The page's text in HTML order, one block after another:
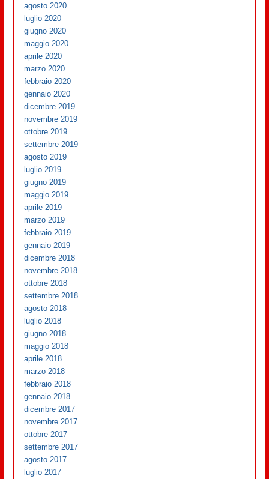
agosto 2020
luglio 2020
giugno 2020
maggio 2020
aprile 2020
marzo 2020
febbraio 2020
gennaio 2020
dicembre 2019
novembre 2019
ottobre 2019
settembre 2019
agosto 2019
luglio 2019
giugno 2019
maggio 2019
aprile 2019
marzo 2019
febbraio 2019
gennaio 2019
dicembre 2018
novembre 2018
ottobre 2018
settembre 2018
agosto 2018
luglio 2018
giugno 2018
maggio 2018
aprile 2018
marzo 2018
febbraio 2018
gennaio 2018
dicembre 2017
novembre 2017
ottobre 2017
settembre 2017
agosto 2017
luglio 2017